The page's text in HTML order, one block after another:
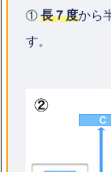
① 長７度から
す。